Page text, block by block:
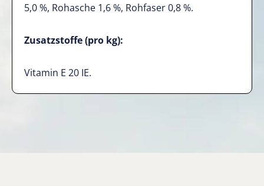
5,0 %, Rohasche 1,6 %, Rohfaser 0,8 %.
Zusatzstoffe (pro kg):
Vitamin E 20 IE.